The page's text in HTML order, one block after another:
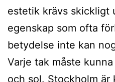
estetik krävs skickligt
egenskap som ofta
betydelse inte kan
Varje tak måste
och sol. Stockholm är